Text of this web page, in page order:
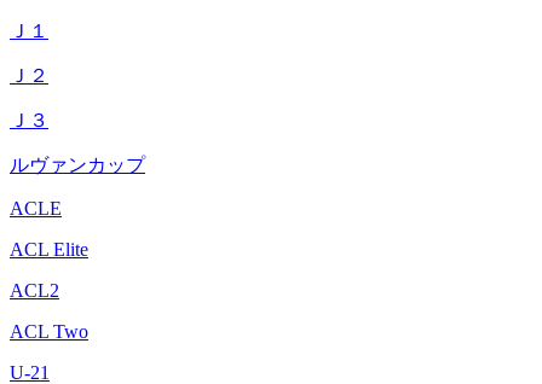
Ｊ１
Ｊ２
Ｊ３
ルヴァンカップ
ACLE
ACL Elite
ACL2
ACL Two
U-21